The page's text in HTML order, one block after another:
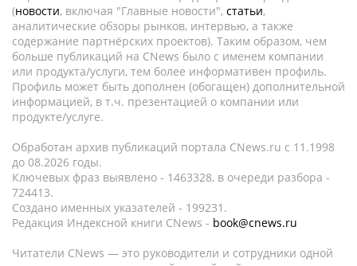
(новости, включая "Главные новости", статьи,
аналитические обзоры рынков, интервью, а также
содержание партнёрских проектов). Таким образом, чем
больше публикаций на CNews было с именем компании
или продукта/услуги, тем более информативен профиль.
Профиль может быть дополнен (обогащен) дополнительной
информацией, в т.ч. презентацией о компании или
продукте/услуге.
Обработан архив публикаций портала CNews.ru c 11.1998
до 08.2026 годы.
Ключевых фраз выявлено - 1463328, в очереди разбора -
724413.
Создано именных указателей - 199231.
Редакция Индексной книги CNews - book@cnews.ru
Читатели CNews — это руководители и сотрудники одной